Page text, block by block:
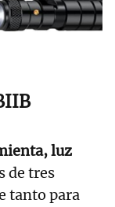
luz
de tres
tanto para